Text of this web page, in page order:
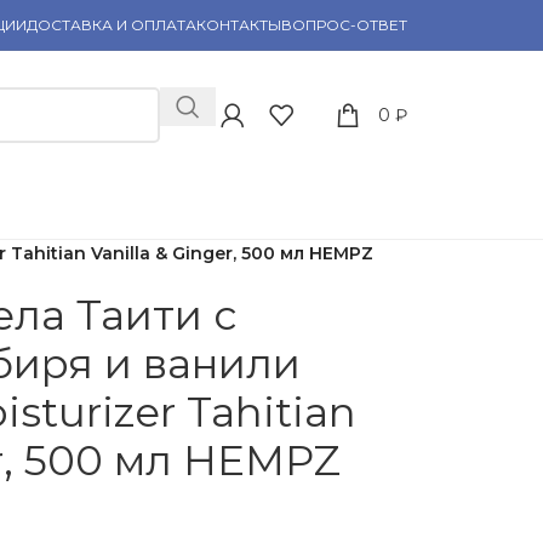
ДОСТАВКА И ОПЛАТАКОНТАКТЫВОПРОС-ОТВЕТ
0 ₽
Vanilla & Ginger, 500 мл HEMPZ
Таити с
и ванили
Tahitian
500 мл HEMPZ